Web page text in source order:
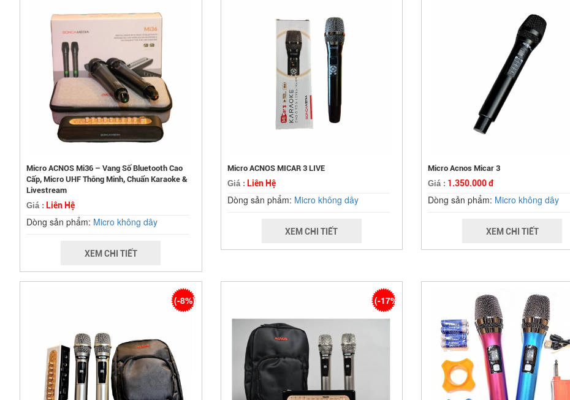
Micro ACNOS Mi36 – Vang Số Bluetooth Cao
Cấp, Micro UHF Thông Minh, Chuẩn Karaoke &
Livestream
Giá : Liên Hệ
Dòng sản phẩm: Micro không dây
XEM CHI TIẾT
Micro ACNOS MICAR 3 LIVE
Giá : Liên Hệ
Dòng sản phẩm: Micro không dây
XEM CHI TIẾT
Micro Acnos Micar 3
Giá : 1.350.000 đ
Dòng sản phẩm: Micro không dây
XEM CHI TIẾT
(-8%) (-17%)